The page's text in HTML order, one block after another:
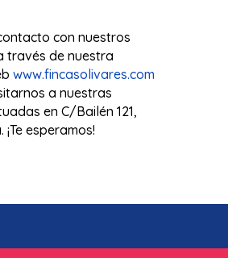
con nuestros
través de nuestra
www.fincasolivares.com
a nuestras
en C/Bailén 121,
esperamos!